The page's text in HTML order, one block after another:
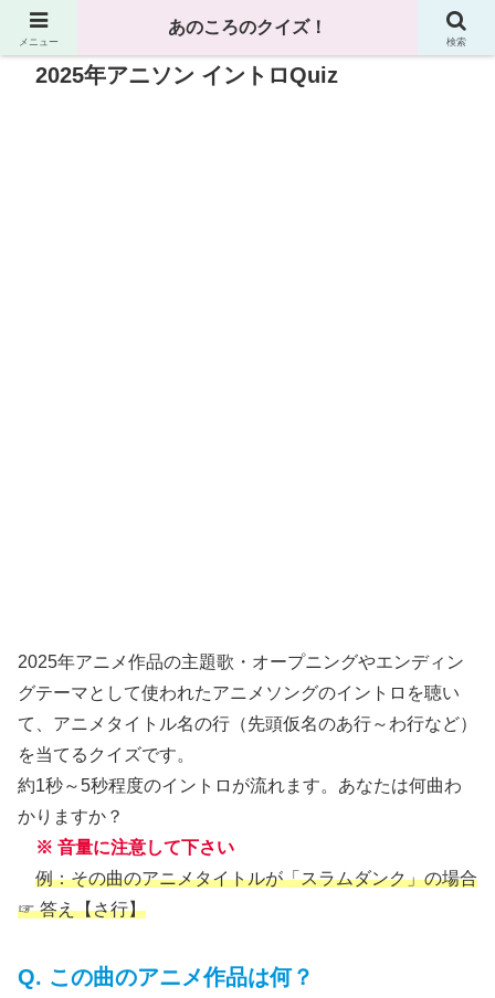
2025年アニソン イントロQuiz
2025年アニメ作品の主題歌・オープニングやエンディン
グテーマとして使われたアニメソングのイントロを聴い
て、アニメタイトル名の行（先頭仮名のあ行～わ行など）
を当てるクイズです。
約1秒～5秒程度のイントロが流れます。あなたは何曲わ
かりますか？
※ 音量に注意して下さい
例：その曲のアニメタイトルが「スラムダンク」の場合
☞ 答え【さ行】
Q. この曲のアニメ作品は何？
メニュー
あのころのクイズ！
検索